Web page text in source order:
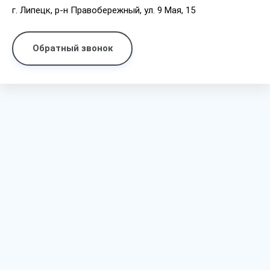
г. Липецк, р-н Правобережный, ул. 9 Мая, 15
Обратный звонок